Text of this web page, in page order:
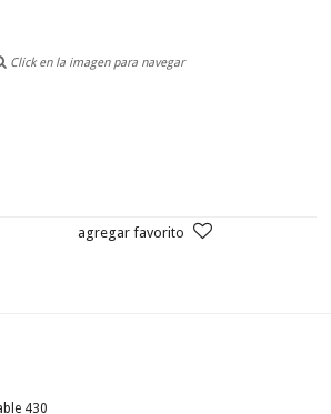
Click en la imagen para navegar
agregar favorito
430